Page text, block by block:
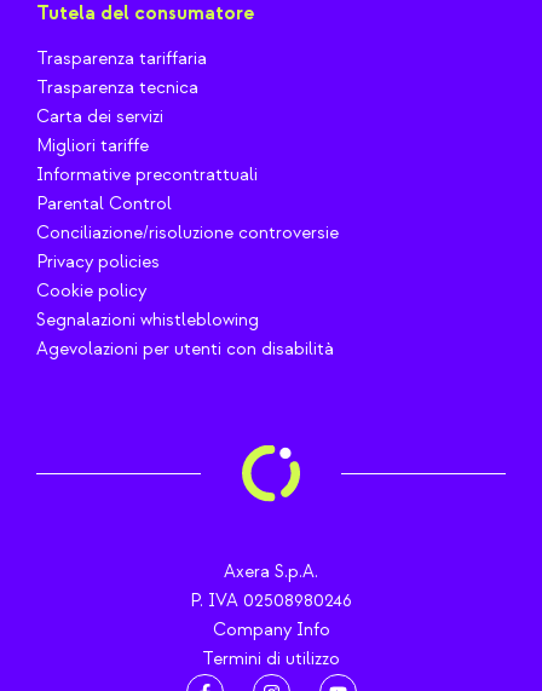
Tutela del consumatore
Trasparenza tariffaria
Trasparenza tecnica
Carta dei servizi
Migliori tariffe
Informative precontrattuali
Parental Control
Conciliazione/risoluzione controversie
Privacy policies
Cookie policy
Segnalazioni whistleblowing
Agevolazioni per utenti con disabilità
Axera S.p.A.
P. IVA 02508980246
Company Info
Termini di utilizzo